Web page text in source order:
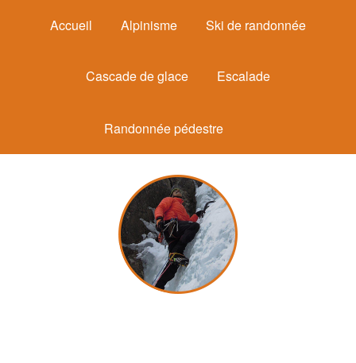
Accueil Alpinisme Ski de randonnée
Cascade de glace Escalade
Randonnée pédestre